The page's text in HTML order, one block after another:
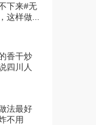
下来#无
这样做...
香干炒
四川人
法最好
不用